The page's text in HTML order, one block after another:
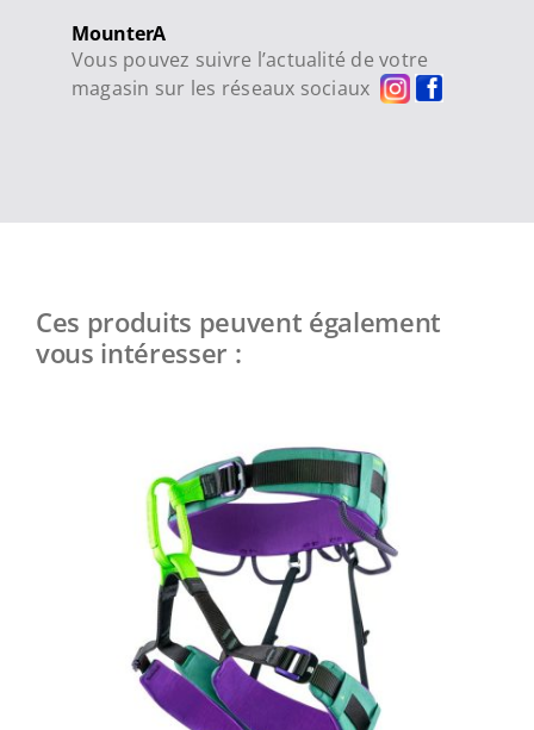
MounterA
Vous pouvez suivre l’actualité de votre
magasin sur les réseaux sociaux
Ces produits peuvent également
vous intéresser :